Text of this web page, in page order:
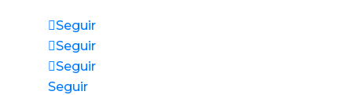
Seguir
Seguir
Seguir
Seguir